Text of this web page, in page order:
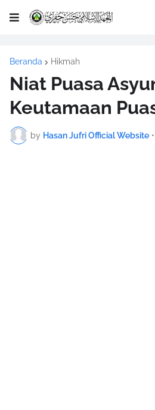
Beranda Hikmah
Niat Puasa
Keutamaan
by Hasan Jufri Official Website •